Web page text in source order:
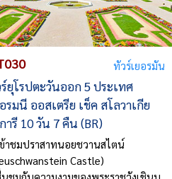
ทัวร์เยอรมัน
ยุโรปตะวันออก 5 ประเทศ
รมนี ออสเตรีย เช็ค สโลวาเกีย
ารี 10 วัน 7 คืน (BR)
ข้าชมปราสาทนอยชวานสไตน์
Castle)